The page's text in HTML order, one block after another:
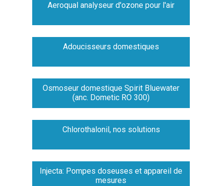
Aeroqual analyseur d'ozone pour l'air
Adoucisseurs domestiques
Osmoseur domestique Spirit Bluewater
(anc. Dometic RO 300)
Chlorothalonil, nos solutions
Injecta: Pompes doseuses et appareil de
mesures